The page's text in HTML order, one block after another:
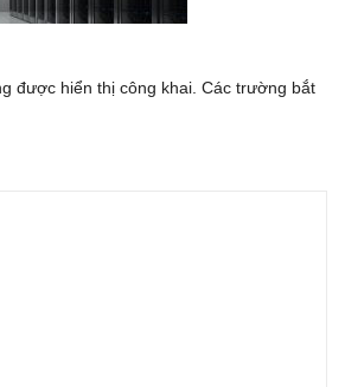
được hiển thị công khai. Các trường bắt